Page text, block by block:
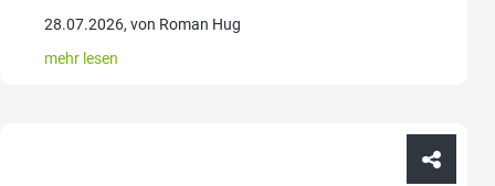
28.07.2026, von Roman Hug
mehr lesen